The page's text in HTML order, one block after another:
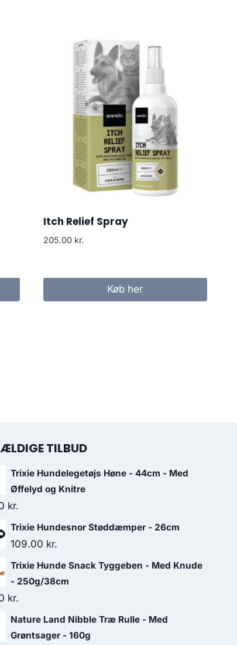
Itch Relief Spray
205.00 kr.
Køb her
TILBUD
Trixie Hundelegetøjs Høne - 44cm - Med
Øffelyd og Knitre
kr.
Trixie Hundesnor Støddæmper - 26cm
109.00 kr.
Trixie Hunde Snack Tyggeben - Med Knude
- 250g/38cm
kr.
Nature Land Nibble Træ Rulle - Med
Grøntsager - 160g